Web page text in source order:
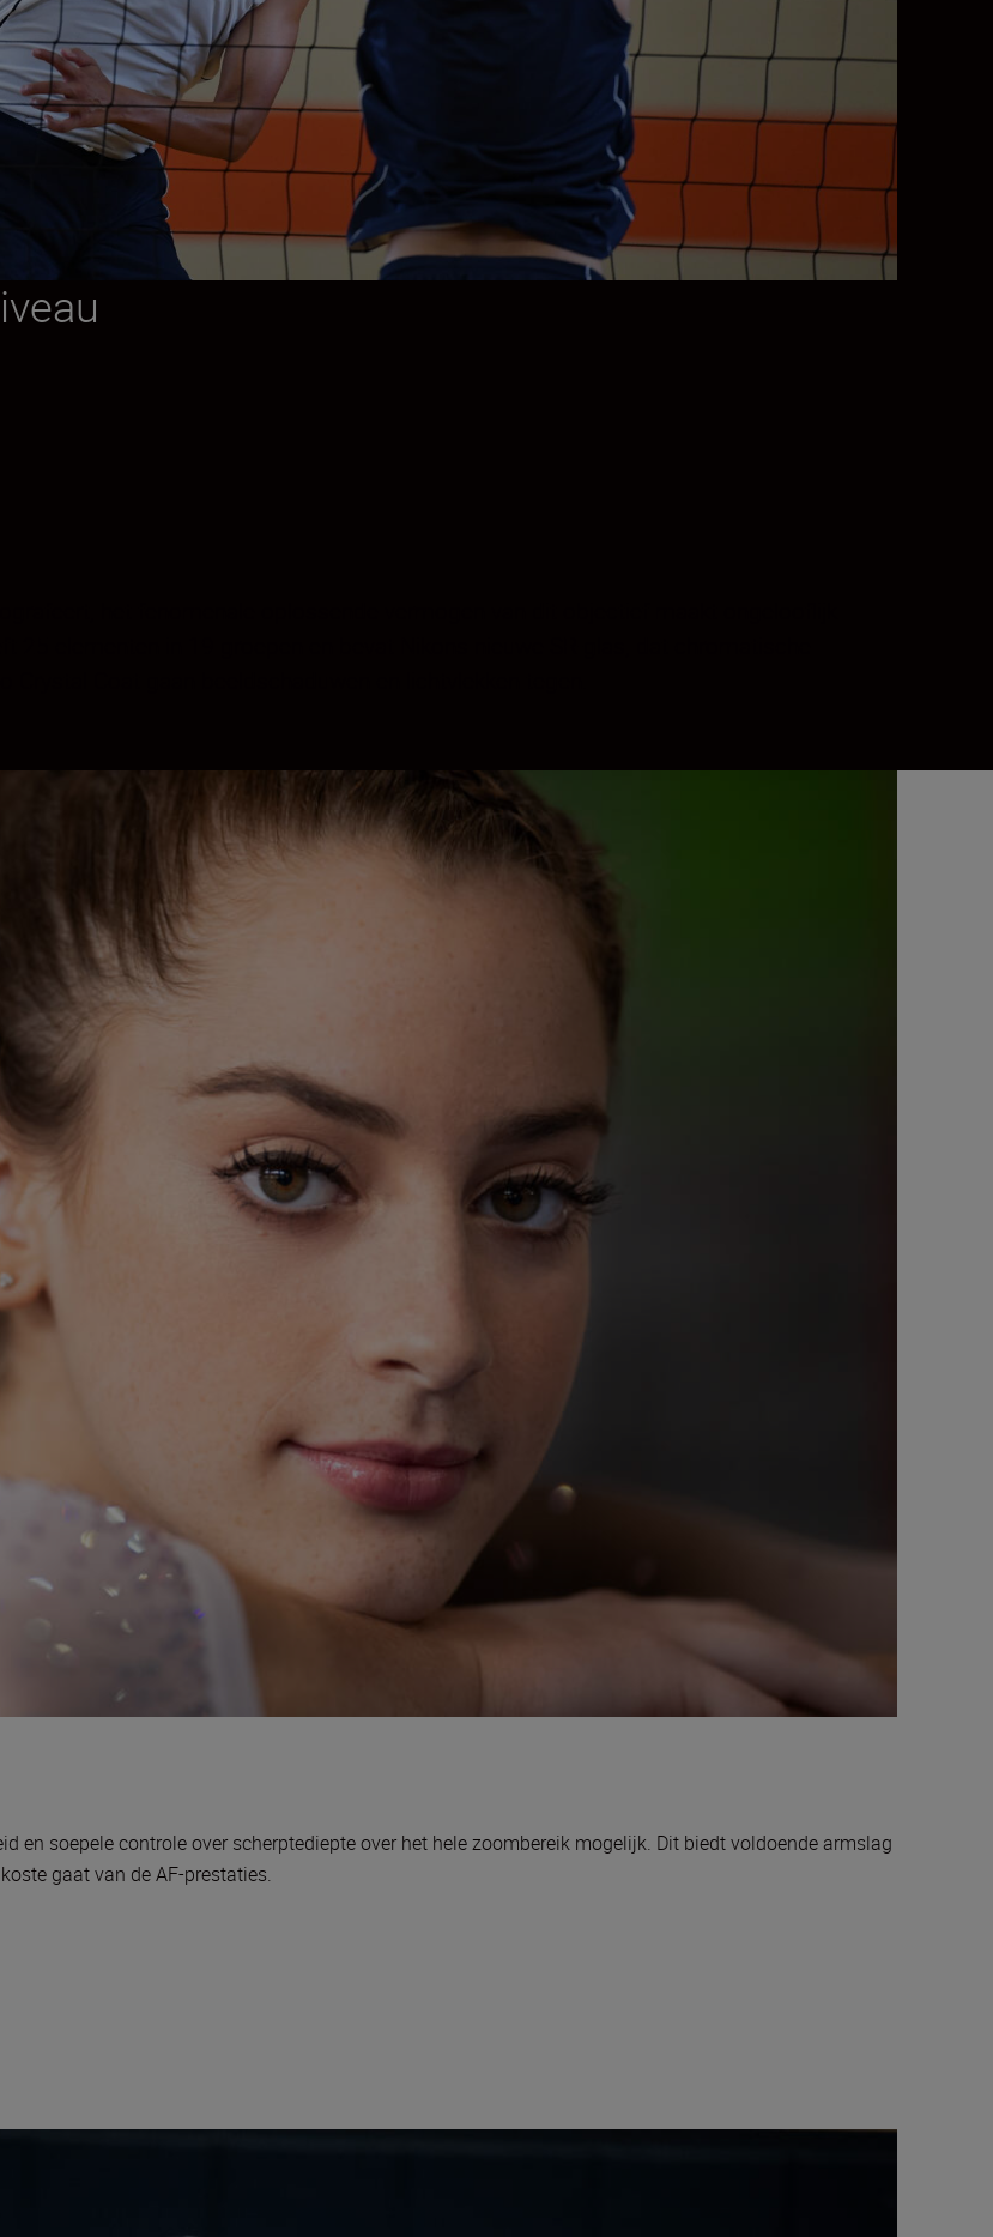
soepele controle over scherptediepte over het hele zoombereik mogelijk. Dit biedt voldoende armslag
gaat van de AF-prestaties.